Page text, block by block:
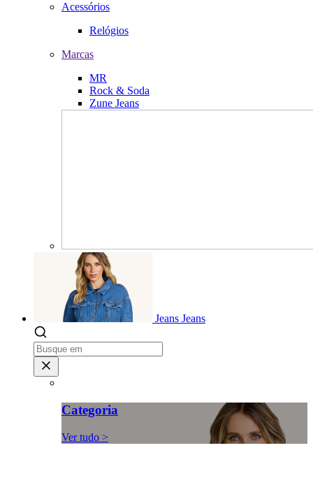
Acessórios
Relógios
Marcas
MR
Rock & Soda
Zune Jeans
Jeans Jeans
Categoria
Ver tudo >